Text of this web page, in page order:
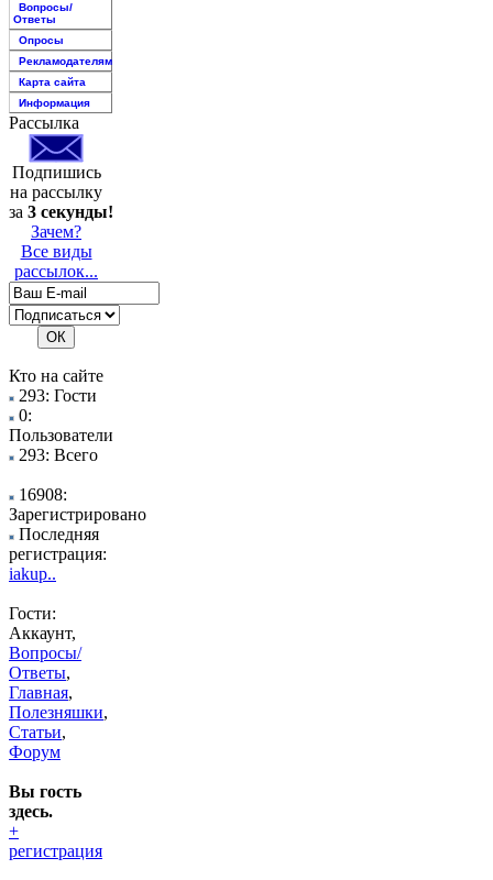
Вопросы/
Ответы
Опросы
Рекламодателям
Карта сайта
Информация
Рассылка
Подпишись
на рассылку
за 3 секунды!
Зачем?
Все виды
рассылок...
Кто на сайте
293: Гости
0:
Пользователи
293: Всего
16908:
Зарегистрировано
Последняя
регистрация:
iakup..
Гости:
Аккаунт,
Вопросы/
Ответы,
Главная,
Полезняшки,
Статьи,
Форум
Вы гость
здесь.
+
регистрация